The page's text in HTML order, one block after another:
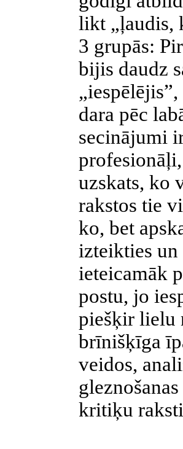
likt „ļaudis,
3 grupās:
bijis daudz
dara pēc
secinājumi
uzskats, ko
rakstos tie
ko, bet
izteikties un
ieteicamāk
postu, jo
piešķir lielu
brīnišķīga
veidos,
kritiķu